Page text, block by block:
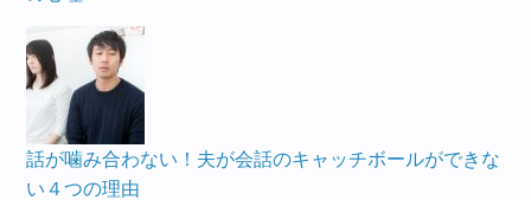
話が噛み合わない！夫が会話のキャッチボールができな
い４つの理由